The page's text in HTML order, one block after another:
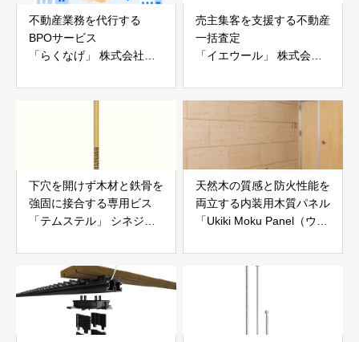
不動産業務を代行する
BPOサービス
「らくなげ」 株式会社い
売主集客を支援する不動産
一括査定
「イエウール」 株式会社
下穴を開けず木材と鉄骨を
強固に接合する専用ビス
「テムステル」 シネジッ
天然木の質感と防火性能を
両立する内装用木質パネル
「Ukiki Moku Panel（ウキ
社サンパテック